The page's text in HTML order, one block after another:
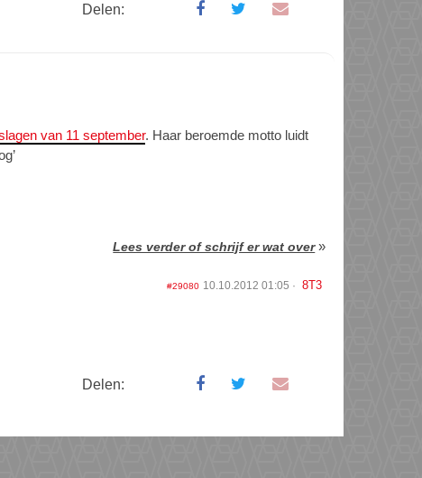
Delen:
van 11 september. Haar beroemde motto luidt
Lees verder of schrijf er wat over»
#29080 10.10.2012 01:05 8T3
Delen: